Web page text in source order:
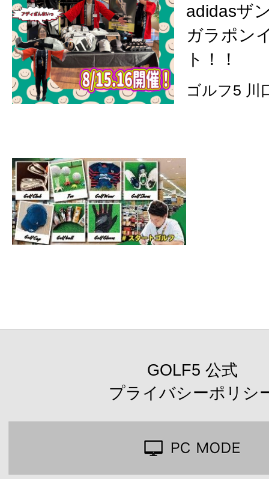
adidasザ
ガラポン
ト！！
ゴルフ5 川
GOLF5 公式
プライバシーポリシ